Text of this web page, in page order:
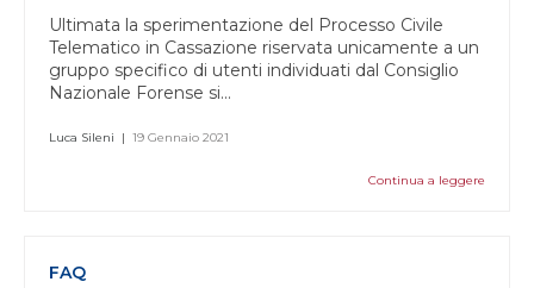
Ultimata la sperimentazione del Processo Civile
Telematico in Cassazione riservata unicamente a un
gruppo specifico di utenti individuati dal Consiglio
Nazionale Forense si...
Luca Sileni | 19 Gennaio 2021
Continua a leggere
FAQ